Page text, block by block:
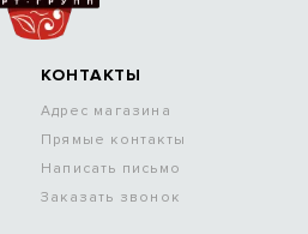
КОНТАКТЫ
Адрес магазина
Прямые контакты
Написать письмо
Заказать звонок